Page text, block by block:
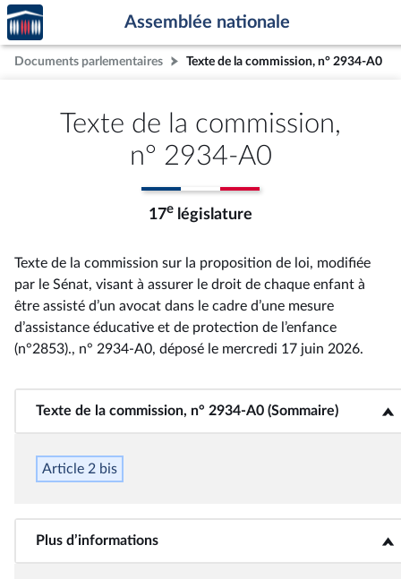
Aller au contenu
Aller en bas de la page
Accèder
à la
page
d'accueil
Assemblée nationale
Documents parlementaires Texte de la commission, n° 2934-A0
Texte de la commission,
n° 2934-A0
17e législature
Texte de la commission sur la proposition de loi, modifiée
par le Sénat, visant à assurer le droit de chaque enfant à
être assisté d’un avocat dans le cadre d’une mesure
d’assistance éducative et de protection de l’enfance
(n°2853)., n° 2934-A0, déposé le mercredi 17 juin 2026.
Texte de la commission, n° 2934-A0 (Sommaire)
<b>Texte de la commission, n° 2934-A0 (Sommaire)</b>
Article 2 bis
Plus d’informations<b>Plus d’informations</b>